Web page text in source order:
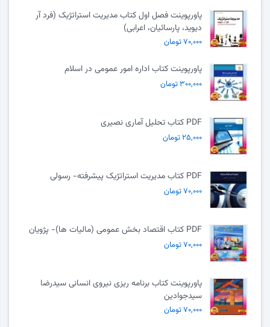
پاورپوینت فصل اول کتاب مدیریت استراتژیک (فرد آر
دیوید، پارسائیان، اعرابی)
۷۰,۰۰۰ تومان
پاورپوینت کتاب اداره امور عمومی در اسلام
۳۰۰,۰۰۰ تومان
PDF کتاب تحلیل آماری نصیری
۲۵,۰۰۰ تومان
PDF کتاب مدیریت استراتژیک پیشرفته- رسولی
۷۰,۰۰۰ تومان
PDF کتاب اقتصاد بخش عمومی (مالیات ها)- پژویان
۷۰,۰۰۰ تومان
پاورپوینت کتاب برنامه ریزی نیروی انسانی سیدرضا
سیدجوادین
۷۰,۰۰۰ تومان